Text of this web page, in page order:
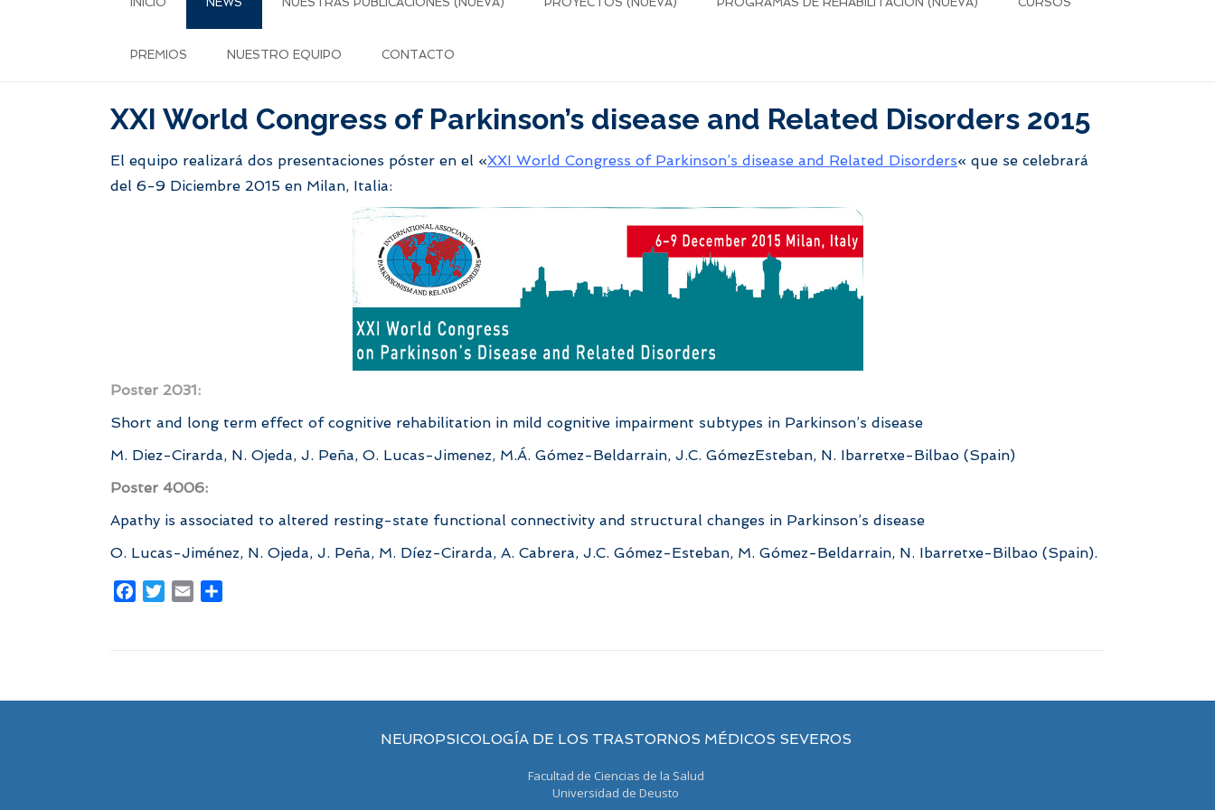
PREMIOS NUESTRO EQUIPO CONTACTO
XXI World Congress of Parkinson’s disease and Related Disorders 2015
El equipo realizará dos presentaciones póster en el «XXI World Congress of Parkinson’s disease and Related Disorders« que se celebrará
del 6-9 Diciembre 2015 en Milan, Italia:
Poster 2031:
Short and long term effect of cognitive rehabilitation in mild cognitive impairment subtypes in Parkinson’s disease
M. Diez-Cirarda, N. Ojeda, J. Peña, O. Lucas-Jimenez, M.Á. Gómez-Beldarrain, J.C. GómezEsteban, N. Ibarretxe-Bilbao (Spain)
Poster 4006:
Apathy is associated to altered resting-state functional connectivity and structural changes in Parkinson’s disease
O. Lucas-Jiménez, N. Ojeda, J. Peña, M. Díez-Cirarda, A. Cabrera, J.C. Gómez-Esteban, M. Gómez-Beldarrain, N. Ibarretxe-Bilbao (Spain).
FacebookTwitter
Email
NEUROPSICOLOGÍA DE LOS TRASTORNOS MÉDICOS SEVEROS
Facultad de Ciencias de la Salud
Universidad de Deusto